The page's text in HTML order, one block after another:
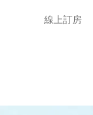
線上訂房